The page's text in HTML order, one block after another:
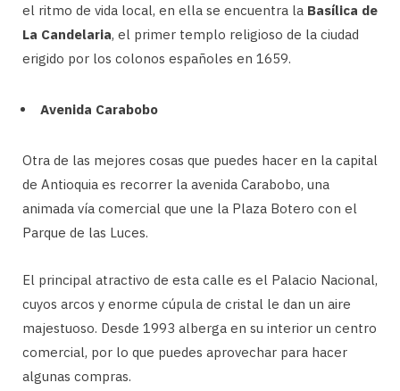
el ritmo de vida local, en ella se encuentra la Basílica de
La Candelaria, el primer templo religioso de la ciudad
erigido por los colonos españoles en 1659.
Avenida Carabobo
Otra de las mejores cosas que puedes hacer en la capital
de Antioquia es recorrer la avenida Carabobo, una
animada vía comercial que une la Plaza Botero con el
Parque de las Luces.
El principal atractivo de esta calle es el Palacio Nacional,
cuyos arcos y enorme cúpula de cristal le dan un aire
majestuoso. Desde 1993 alberga en su interior un centro
comercial, por lo que puedes aprovechar para hacer
algunas compras.